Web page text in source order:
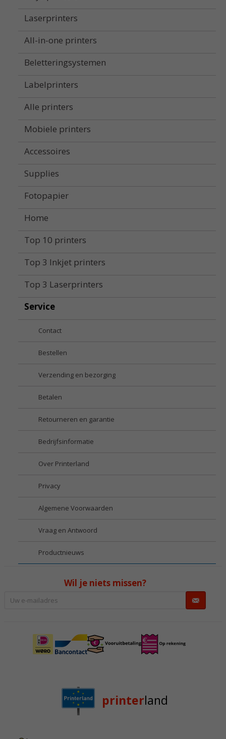
Laserprinters
All-in-one printers
Beletteringsystemen
Labelprinters
Alle printers
Mobiele printers
Accessoires
Supplies
Fotopapier
Home
Top 10 printers
Top 3 Inkjet printers
Top 3 Laserprinters
Service
Contact
Bestellen
Verzending en bezorging
Betalen
Retourneren en garantie
Bedrijfsinformatie
Over Printerland
Privacy
Algemene Voorwaarden
Vraag en Antwoord
Productnieuws
Wil je niets missen?
printerland